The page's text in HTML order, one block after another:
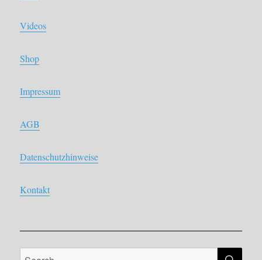
Videos
Shop
Impressum
AGB
Datenschutzhinweise
Kontakt
Search